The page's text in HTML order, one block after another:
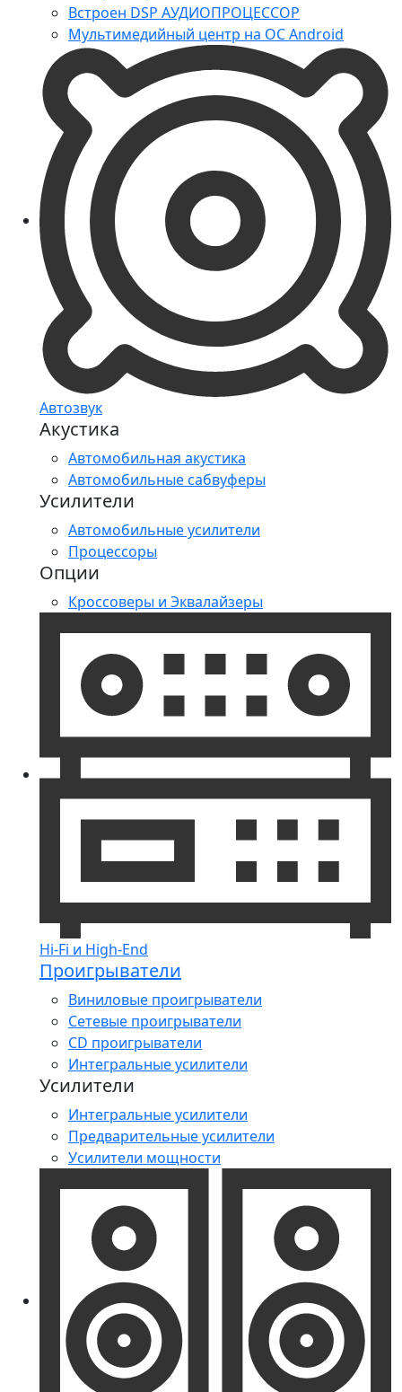
Встроен DSP АУДИОПРОЦЕССОР
Мультимедийный центр на ОС Android
Автозвук
Акустика
Автомобильная акустика
Автомобильные сабвуферы
Усилители
Автомобильные усилители
Процессоры
Опции
Кроссоверы и Эквалайзеры
Hi-Fi и High-End
Проигрыватели
Виниловые проигрыватели
Сетевые проигрыватели
CD проигрыватели
Интегральные усилители
Усилители
Интегральные усилители
Предварительные усилители
Усилители мощности